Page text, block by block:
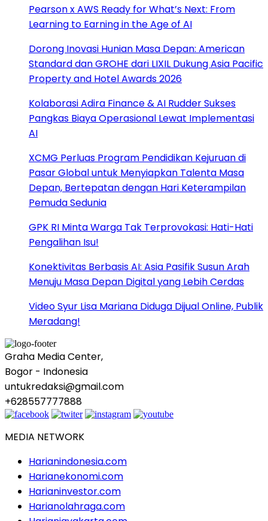
Pearson x AWS Ready for What’s Next: From
Learning to Earning in the Age of AI
Dorong Inovasi Hunian Masa Depan: American
Standard dan GROHE dari LIXIL Dukung Asia Pacific
Property and Hotel Awards 2026
Kolaborasi Adira Finance & AI Rudder Sukses
Pangkas Biaya Operasional Lewat Implementasi
AI
XCMG Perluas Program Pendidikan Kejuruan di
Pasar Global untuk Menyiapkan Talenta Masa
Depan, Bertepatan dengan Hari Keterampilan
Pemuda Sedunia
GPK RI Minta Warga Tak Terprovokasi: Hati-Hati
Pengalihan Isu!
Konektivitas Berbasis AI: Asia Pasifik Susun Arah
Menuju Masa Depan Digital yang Lebih Cerdas
Video Syur Lisa Mariana Diduga Dijual Online, Publik
Meradang!
Graha Media Center,
Bogor - Indonesia
untukredaksi@gmail.com
+628557777888
MEDIA NETWORK
Harianindonesia.com
Harianekonomi.com
Harianinvestor.com
Harianolahraga.com